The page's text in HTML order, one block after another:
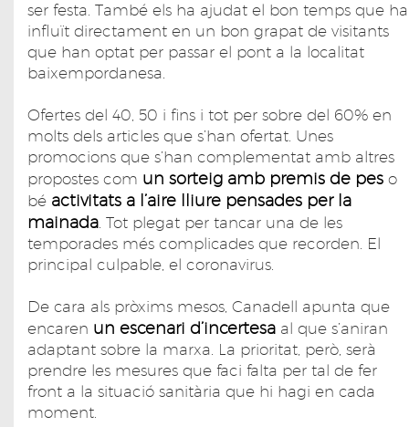
ser festa. També els ha ajudat el bon temps que ha
influït directament en un bon grapat de visitants
que han optat per passar el pont a la localitat
baixempordanesa.
Ofertes del 40, 50 i fins i tot per sobre del 60% en
molts dels articles que s’han ofertat. Unes
promocions que s’han complementat amb altres
propostes com un sorteig amb premis de pes o
bé activitats a l’aire lliure pensades per la
mainada. Tot plegat per tancar una de les
temporades més complicades que recorden. El
principal culpable, el coronavirus.
De cara als pròxims mesos, Canadell apunta que
encaren un escenari d’incertesa al que s’aniran
adaptant sobre la marxa. La prioritat, però, serà
prendre les mesures que faci falta per tal de fer
front a la situació sanitària que hi hagi en cada
moment.